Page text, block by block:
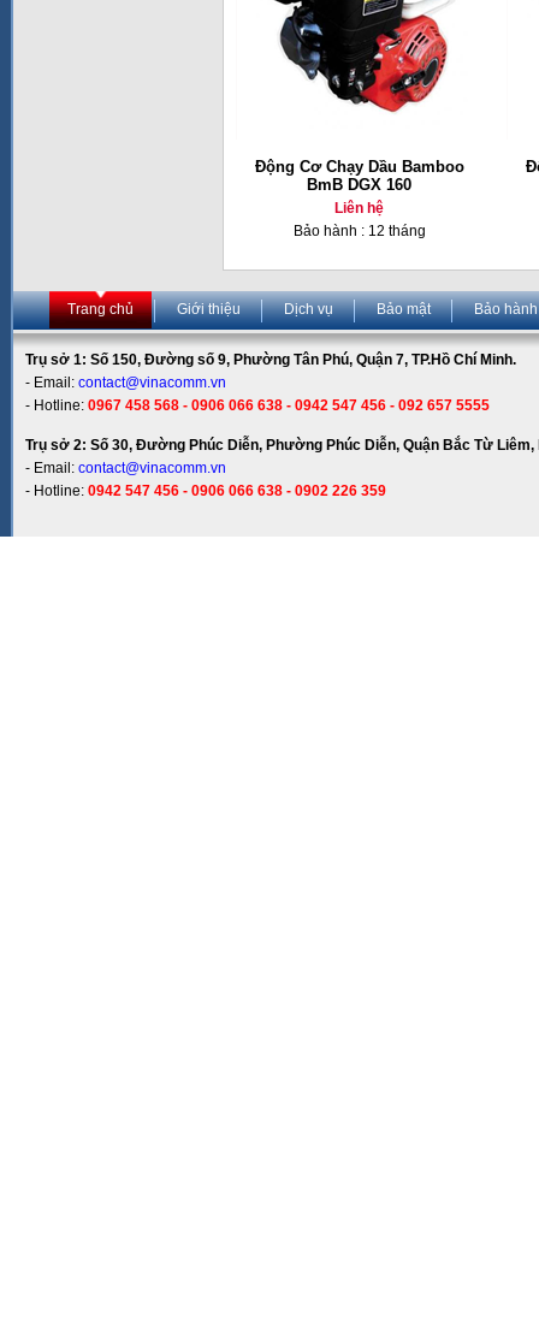
Động Cơ Chạy Dầu Bamboo
BmB DGX 160
Liên hệ
Bảo hành : 12 tháng
Trang chủ Giới thiệu Dịch vụ Bảo mật Bảo hành
Trụ sở 1: Số 150, Đường số 9, Phường Tân Phú, Quận 7, TP.Hồ Chí Minh.
- Email: contact@vinacomm.vn
- Hotline: 0967 458 568 - 0906 066 638 - 0942 547 456 - 092 657 5555
Trụ sở 2: Số 30, Đường Phúc Diễn, Phường Phúc Diễn, Quận Bắc Từ Liêm,
- Email: contact@vinacomm.vn
- Hotline: 0942 547 456 - 0906 066 638 - 0902 226 359